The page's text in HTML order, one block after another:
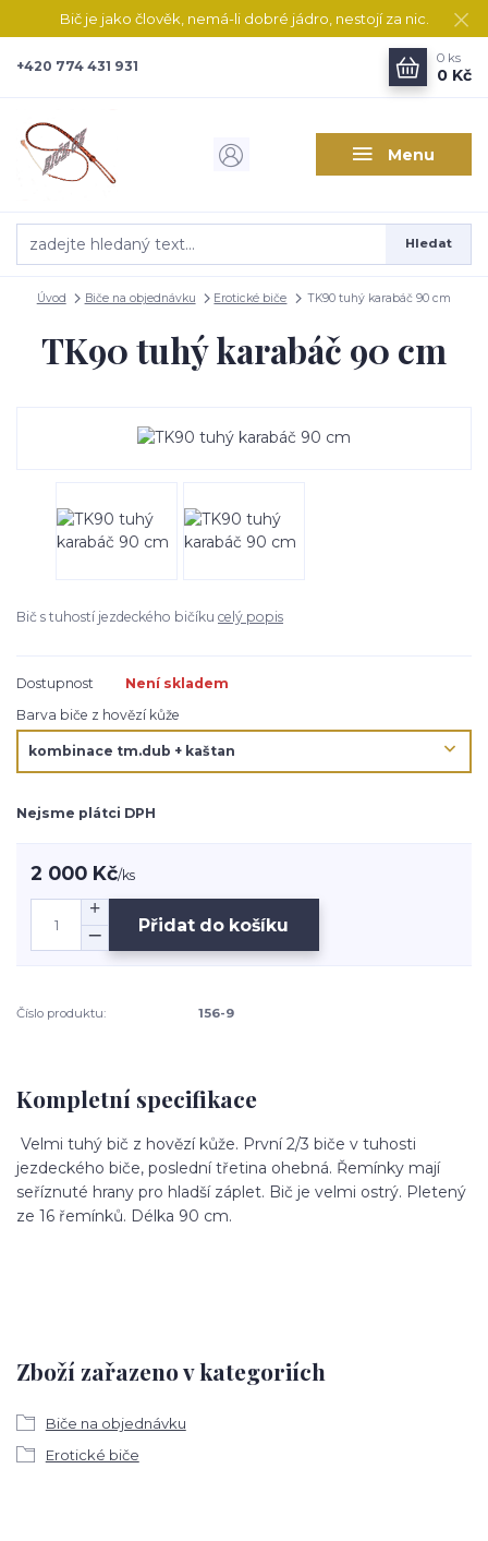
Bič je jako člověk, nemá-li dobré jádro, nestojí za nic.
Menu
Hledat
+420 774 431 931
0 ks
0 Kč
Úvod Biče na objednávku Erotické biče TK90 tuhý karabáč 90 cm
TK90 tuhý karabáč 90 cm
Bič s tuhostí jezdeckého bičíku celý popis
Dostupnost
Není skladem
Barva biče z hovězí kůže
Nejsme plátci DPH
2 000 Kč/ks
Přidat do košíku
Číslo produktu: 156-9
Kompletní specifikace
Velmi tuhý bič z hovězí kůže. První 2/3 biče v tuhosti
jezdeckého biče, poslední třetina ohebná. Řemínky mají
seříznuté hrany pro hladší záplet. Bič je velmi ostrý. Pletený
ze 16 řemínků. Délka 90 cm.
Zboží zařazeno v kategoriích
Biče na objednávku
Erotické biče